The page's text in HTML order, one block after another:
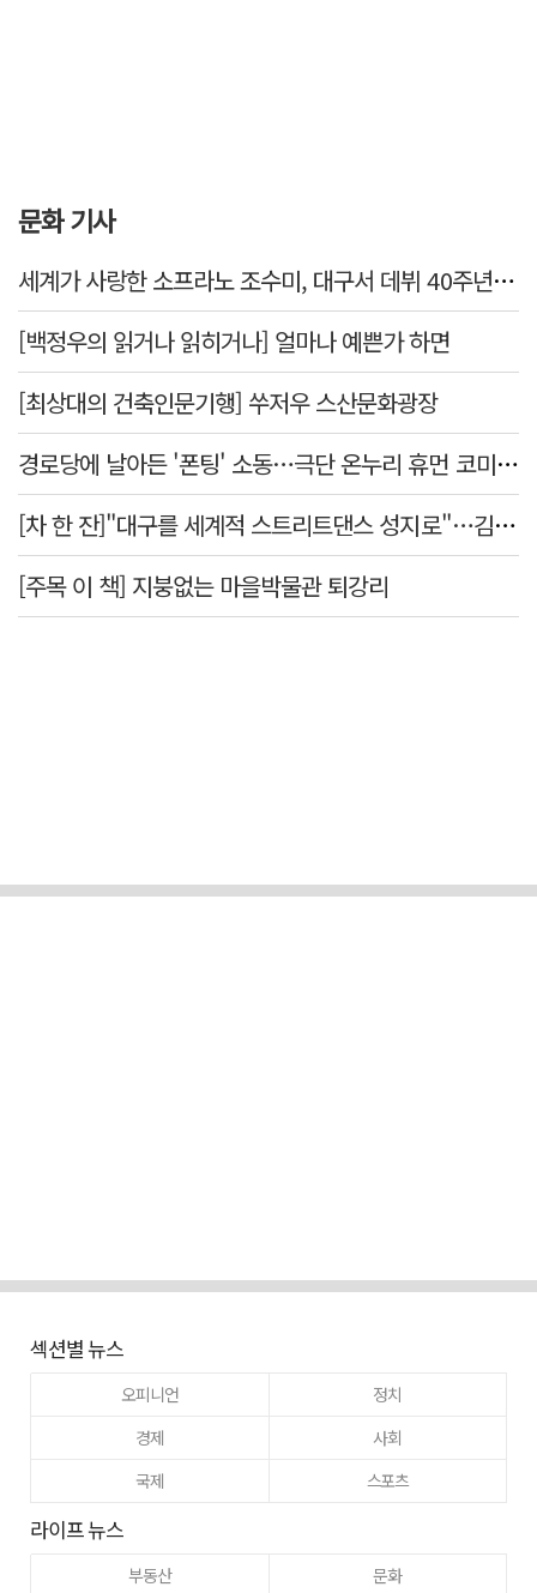
문화 기사
세계가 사랑한 소프라노 조수미, 대구서 데뷔 40주년 기념 무대
[백정우의 읽거나 읽히거나] 얼마나 예쁜가 하면
[최상대의 건축인문기행] 쑤저우 스산문화광장
경로당에 날아든 '폰팅' 소동…극단 온누리 휴먼 코미디 연극, 19일 개막
[차 한 잔]"대구를 세계적 스트리트댄스 성지로"…김민중 대구경북스트릿댄스협회장
[주목 이 책] 지붕없는 마을박물관 퇴강리
섹션별 뉴스
오피니언
정치
경제
사회
국제
스포츠
라이프 뉴스
부동산 문화